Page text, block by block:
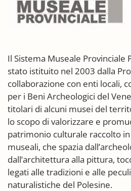
Il Sistema Museale Provinciale
stato istituito nel 2003 dalla
collaborazione con enti locali,
per i Beni Archeologici del
titolari di alcuni musei del
lo scopo di valorizzare e
patrimonio culturale raccolto
museali, che spazia
dall’architettura alla pittura,
legati alle tradizioni e alle
naturalistiche del Polesine.